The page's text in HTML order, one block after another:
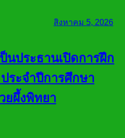
สิงหาคม 5, 2026
นประธานเปิดการฝึก
ระจำปีการศึกษา
ยผึ้งพิทยา